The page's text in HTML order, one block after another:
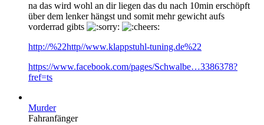
na das wird wohl an dir liegen das du nach 10min erschöpft
über dem lenker hängst und somit mehr gewicht aufs
vorderrad gibts
http://%22http//www.klappstuhl-tuning.de%22
https://www.facebook.com/pages/Schwalbe…3386378?
fref=ts
Murder
Fahranfänger